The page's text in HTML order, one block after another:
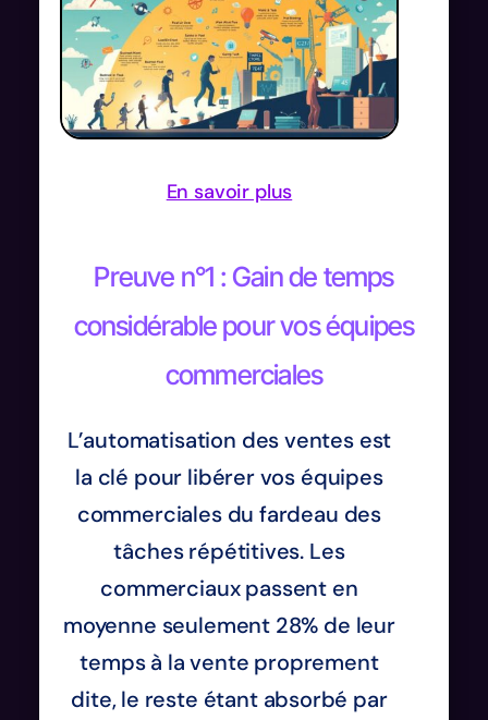
En savoir plus
Preuve n°1 : Gain de temps
considérable pour vos équipes
commerciales
L’automatisation des ventes est
la clé pour libérer vos équipes
commerciales du fardeau des
tâches répétitives. Les
commerciaux passent en
moyenne seulement 28% de leur
temps à la vente proprement
dite, le reste étant absorbé par